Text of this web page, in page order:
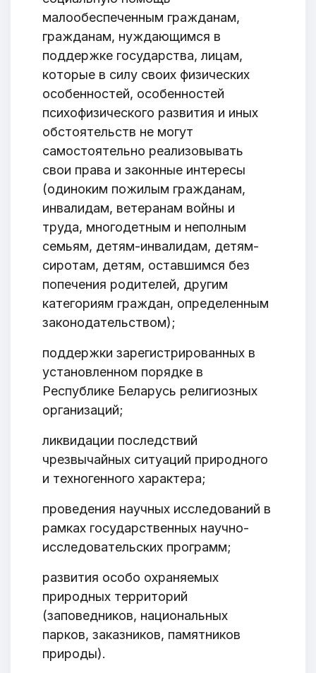
Добро пожаловать
Бюро социальной информации
Email:pr@basw-ngo.by
Тел./Факс:+375 (17) 235-04-48
Подпишитесь:
Ваше имя
E-mail
Сообщение
малообеспеченным гражданам,
гражданам, нуждающимся в
поддержке государства, лицам,
которые в силу своих физических
особенностей, особенностей
психофизического развития и иных
обстоятельств не могут
самостоятельно реализовывать
свои права и законные интересы
(одиноким пожилым гражданам,
инвалидам, ветеранам войны и
труда, многодетным и неполным
семьям, детям-инвалидам, детям-
сиротам, детям, оставшимся без
попечения родителей, другим
категориям граждан, определенным
законодательством);
поддержки зарегистрированных в
установленном порядке в
Республике Беларусь религиозных
организаций;
ликвидации последствий
чрезвычайных ситуаций природного
и техногенного характера;
проведения научных исследований в
рамках государственных научно-
исследовательских программ;
развития особо охраняемых
природных территорий
(заповедников, национальных
парков, заказников, памятников
природы).